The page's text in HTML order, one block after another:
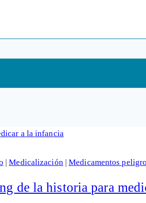
|Medicalización|Medicamentos
de la historia para